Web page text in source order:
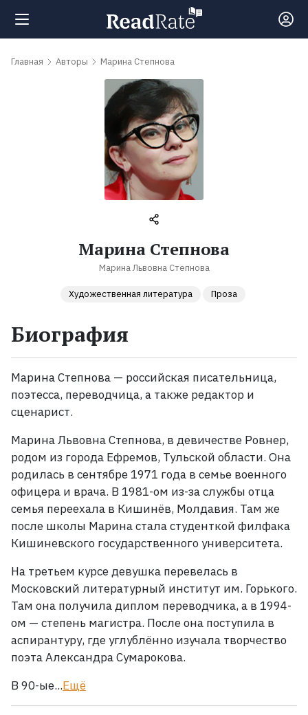
Поиск
обсуждаемые
Жанры
Серии
Экранизации
Коллекции
Главная Авторы Марина Степнова
Марина Степнова
Марина Львовна Степнова
Художественная литература Проза
Биография
Марина Степнова — российская писательница,
поэтесса, переводчица, а также редактор и
сценарист.
Марина Львовна Степнова, в девичестве Ровнер,
родом из города Ефремов, Тульской области. Она
родилась в сентябре 1971 года в семье военного
офицера и врача. В 1981-ом из-за службы отца
семья переехала в Кишинёв, Молдавия. Там же
после школы Марина стала студенткой филфака
Кишиневского государственного университета.
На третьем курсе девушка перевелась в
Московский литературный институт им. Горького.
Там она получила диплом переводчика, а в 1994-
ом — степень магистра. После она поступила в
аспирантуру, где углублённо изучала творчество
поэта Александра Сумарокова.
В 90-ые...Ещё